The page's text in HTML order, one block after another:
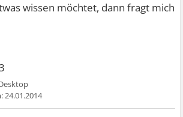
wissen möchtet, dann fragt mich
24.01.2014